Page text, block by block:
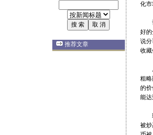
推荐文章
化
记
好
说
收藏
从
粗
的价
能达
理
被